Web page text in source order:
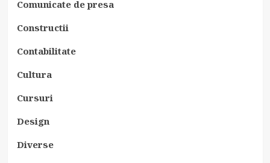
Comunicate de presa
Constructii
Contabilitate
Cultura
Cursuri
Design
Diverse